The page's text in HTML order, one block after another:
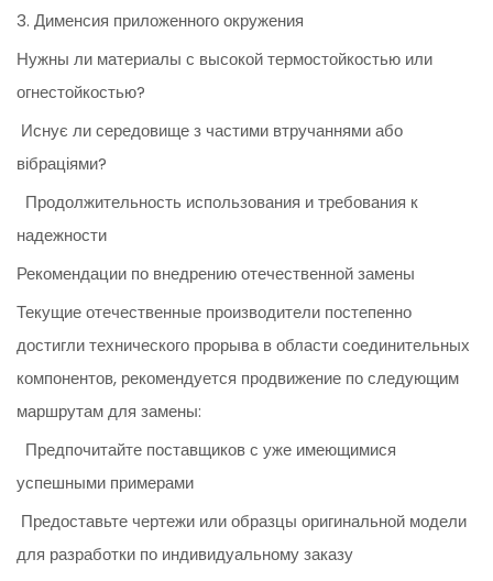
3. Дименсия приложенного окружения
Нужны ли материалы с высокой термостойкостью или
огнестойкостью?
Иснує ли середовище з частими втручаннями або
вібраціями?
Продолжительность использования и требования к
надежности
Рекомендации по внедрению отечественной замены
Текущие отечественные производители постепенно
достигли технического прорыва в области соединительных
компонентов, рекомендуется продвижение по следующим
маршрутам для замены:
Предпочитайте поставщиков с уже имеющимися
успешными примерами
Предоставьте чертежи или образцы оригинальной модели
для разработки по индивидуальному заказу